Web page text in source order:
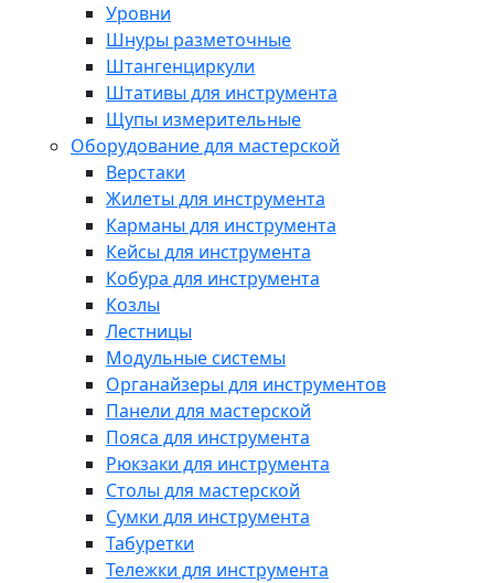
Уровни
Шнуры разметочные
Штангенциркули
Штативы для инструмента
Щупы измерительные
Оборудование для мастерской
Верстаки
Жилеты для инструмента
Карманы для инструмента
Кейсы для инструмента
Кобура для инструмента
Козлы
Лестницы
Модульные системы
Органайзеры для инструментов
Панели для мастерской
Пояса для инструмента
Рюкзаки для инструмента
Столы для мастерской
Сумки для инструмента
Табуретки
Тележки для инструмента